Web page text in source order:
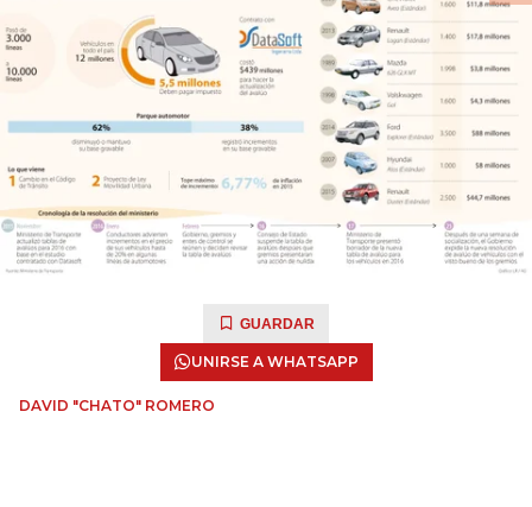
GUARDAR
UNIRSE A WHATSAPP
DAVID "CHATO" ROMERO